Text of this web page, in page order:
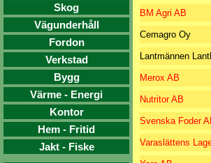
Skog
Vägunderhåll
Fordon
Verkstad
Bygg
Värme - Energi
Kontor
Hem - Fritid
Jakt - Fiske
BM Agri AB
Cemagro Oy
Lantmännen
Merox AB
Nutritor AB
Svenska Foder
Varaslättens